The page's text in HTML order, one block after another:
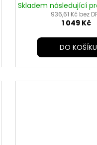
Skladem následující
936,61 Kč bez
1 049 Kč
DO KOŠÍKU